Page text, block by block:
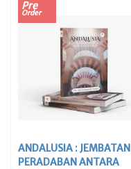
Pre
Order
ANDALUSIA : JEMBATAN
PERADABAN ANTARA